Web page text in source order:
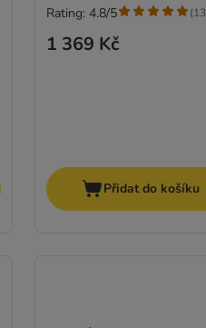
1 369 Kč
Rating: 4.8/5 (13
Přidat do košíku